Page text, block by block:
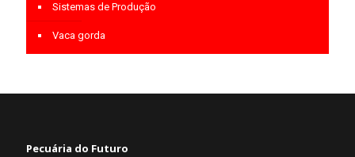
Sistemas de Produção
Vaca gorda
Pecuária do Futuro